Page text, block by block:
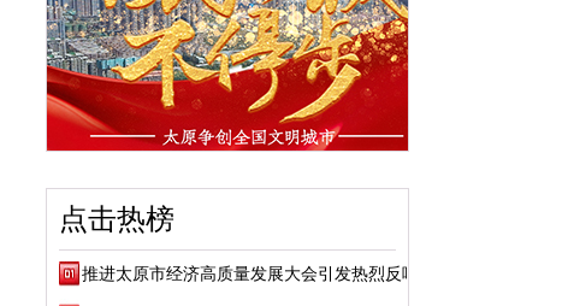
点击热榜
推进太原市经济高质量发展大会引发热烈反响